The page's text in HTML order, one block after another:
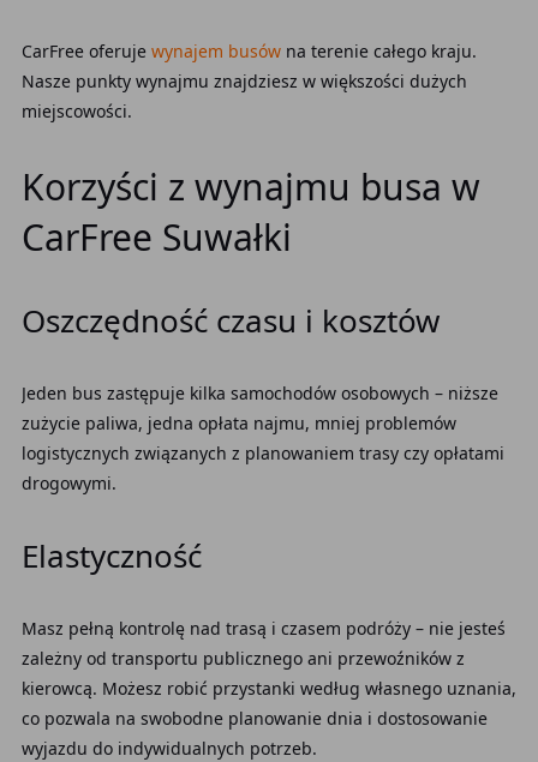
CarFree oferuje wynajem busów na terenie całego kraju.
Nasze punkty wynajmu znajdziesz w większości dużych
miejscowości.
Korzyści z wynajmu busa w
CarFree Suwałki
Oszczędność czasu i kosztów
Jeden bus zastępuje kilka samochodów osobowych – niższe
zużycie paliwa, jedna opłata najmu, mniej problemów
logistycznych związanych z planowaniem trasy czy opłatami
drogowymi.
Elastyczność
Masz pełną kontrolę nad trasą i czasem podróży – nie jesteś
zależny od transportu publicznego ani przewoźników z
kierowcą. Możesz robić przystanki według własnego uznania,
co pozwala na swobodne planowanie dnia i dostosowanie
wyjazdu do indywidualnych potrzeb.